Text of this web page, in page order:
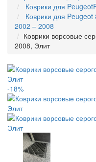
Коврики для Peugeot
Коврики для
2002 – 2008
Коврики ворсовые
2008, Элит
-18%